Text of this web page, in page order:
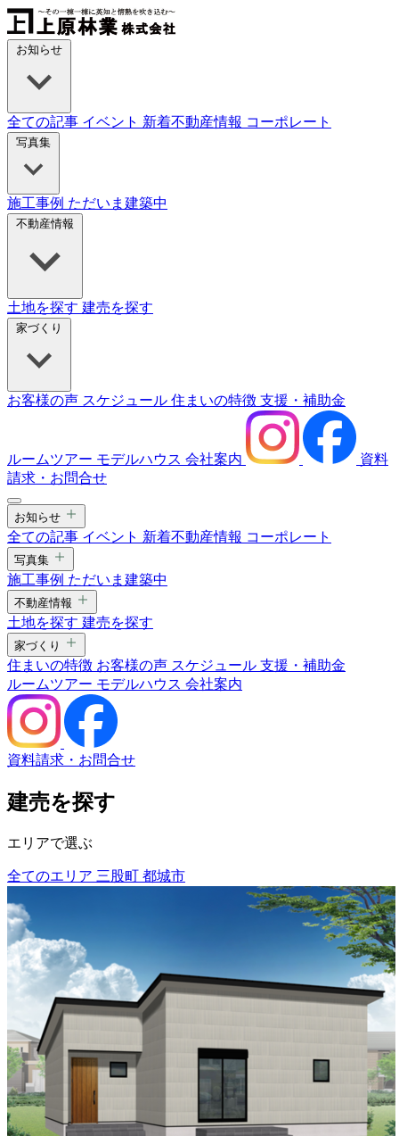
Skip
to
content
お知らせ
全ての記事 イベント 新着不動産情報 コーポレート
写真集
施工事例 ただいま建築中
不動産情報
土地を探す 建売を探す
家づくり
お客様の声 スケジュール 住まいの特徴 支援・補助金
ルームツアー モデルハウス 会社案内
資料
請求・お問合せ
お知らせ
全ての記事 イベント 新着不動産情報 コーポレート
写真集
施工事例 ただいま建築中
不動産情報
土地を探す 建売を探す
家づくり
住まいの特徴 お客様の声 スケジュール 支援・補助金
ルームツアー モデルハウス 会社案内
資料請求・お問合せ
建売を探す
エリアで選ぶ
全てのエリア 三股町 都城市